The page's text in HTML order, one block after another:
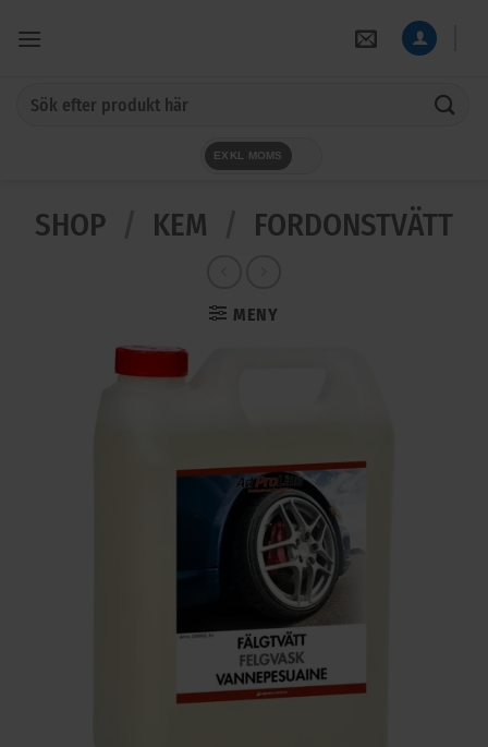
EXKL MOMS
SHOP KEM FORDONSTVÄTT
MENY